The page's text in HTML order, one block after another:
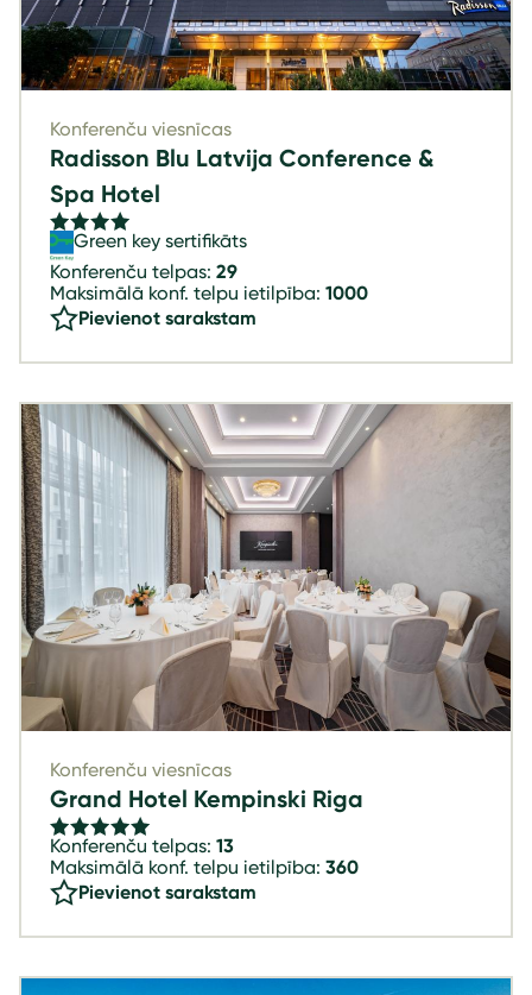
Konferenču viesnīcas
Radisson Blu Latvija Conference &
Spa Hotel
Green key sertifikāts
Konferenču telpas: 29
Maksimālā konf. telpu ietilpība: 1000
Pievienot sarakstam
Konferenču viesnīcas
Grand Hotel Kempinski Riga
Konferenču telpas: 13
Maksimālā konf. telpu ietilpība: 360
Pievienot sarakstam